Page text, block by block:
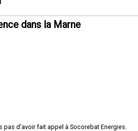
dans la Marne
d'avoir fait appel à Socorebat Energies.